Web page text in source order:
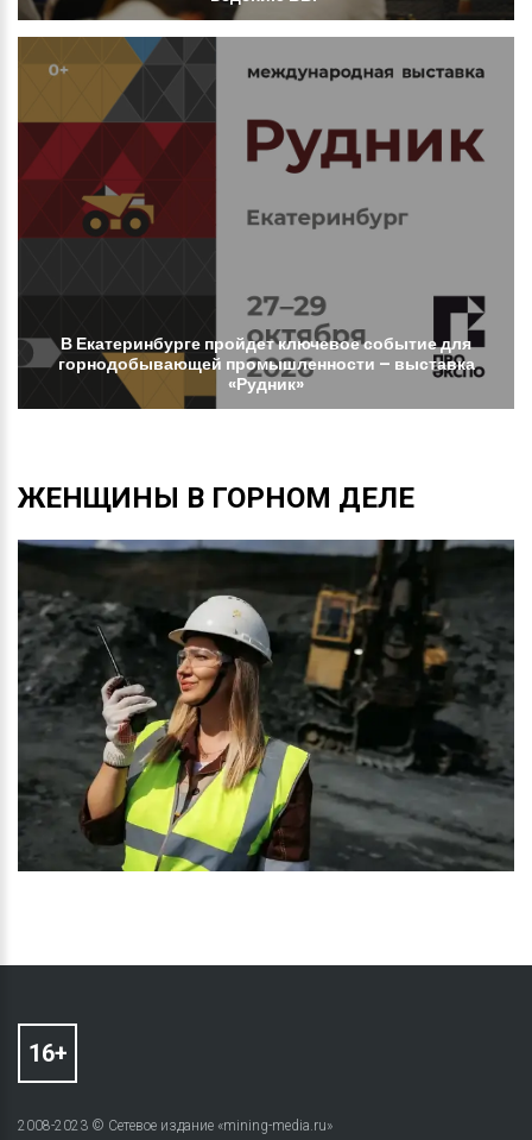
В Екатеринбурге пройдетключевоесобытиедля
горнодобывающей промышленности – выставка
«Рудник»
ЖЕНЩИНЫ В ГОРНОМ ДЕЛЕ
2008-2023 © Сетевое издание «mining-media.ru»